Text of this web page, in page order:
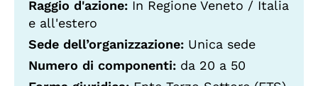
Raggio d'azione: In Regione Veneto / Italia
e all'estero
Sede dell’organizzazione: Unica sede
Numero di componenti: da 20 a 50